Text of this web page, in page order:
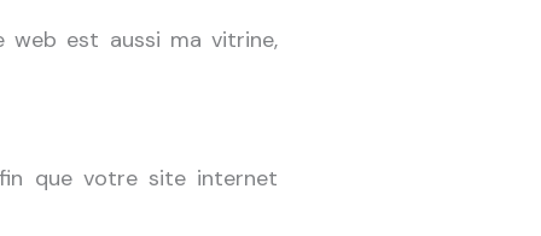
web est aussi ma vitrine,
que votre site internet